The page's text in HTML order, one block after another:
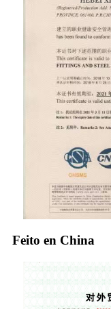
Feito en China